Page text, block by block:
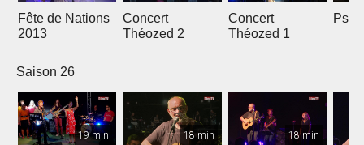
Fête de Nations
2013
Concert
Théozed 2
Concert
Théozed 1
Saison 26
19 min 18 min 18 min